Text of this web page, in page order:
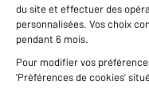
Maison à vendre - 14
Maison à vendre - 12
Maison à vendre - 4 pièces -
Maison à vendre - 3